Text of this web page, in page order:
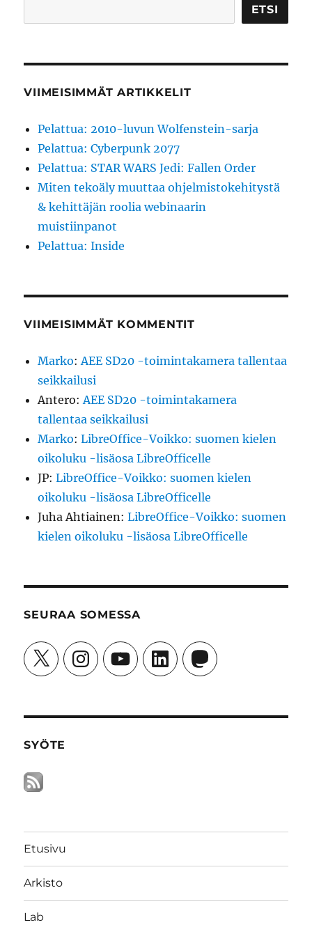
mieli
ETSI
VIIMEISIMMÄT ARTIKKELIT
Pelattua: 2010-luvun Wolfenstein-sarja
Pelattua: Cyberpunk 2077
Pelattua: STAR WARS Jedi: Fallen Order
Miten tekoäly muuttaa ohjelmistokehitystä
& kehittäjän roolia webinaarin
muistiinpanot
Pelattua: Inside
VIIMEISIMMÄT KOMMENTIT
Marko:AEE SD20 -toimintakamera tallentaa
seikkailusi
Antero:AEE SD20 -toimintakamera
tallentaa seikkailusi
Marko:LibreOffice-Voikko: suomen kielen
oikoluku -lisäosa LibreOfficelle
JP:LibreOffice-Voikko: suomen kielen
oikoluku -lisäosa LibreOfficelle
Juha Ahtiainen:LibreOffice-Voikko: suomen
kielen oikoluku -lisäosa LibreOfficelle
SEURAA SOMESSA
X InstagramYouTubeLinkedInMastodon
SYÖTE
Etusivu
Arkisto
Lab